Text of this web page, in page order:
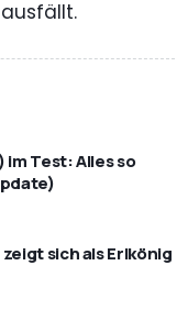
im Test: Alles so
sich als Erlkönig